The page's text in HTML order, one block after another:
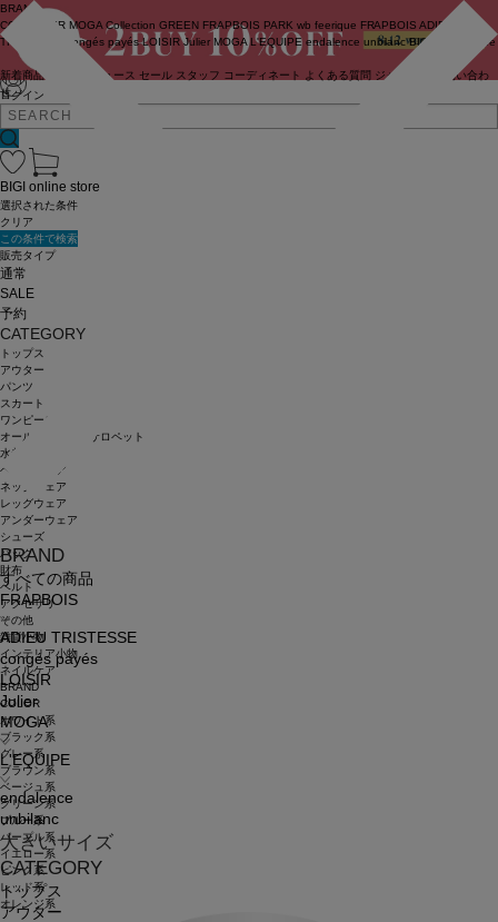
ログイン
BRAND
COUTURIER MOGA Collection GREEN FRAPBOIS PARK wb feerique FRAPBOIS ADIEU
TRISTESSE
congés payés LOISIR Julier MOGA L'EQUIPE endalence unbilanc BIGI online store
新着商品 ニュース セール スタッフ コーディネート よくある質問 ジャーナル
お問い合わ
せ
BRAND
すべての商品
FRAPBOIS
ADIEU TRISTESSE
congés payés
LOISIR
Julier
MOGA
L'EQUIPE
endalence
unbilanc
大きいサイズ
CATEGORY
トップス
アウター
BIGI online store
選択された条件
クリア
この条件で検索
販売タイプ
通常
SALE
予約
CATEGORY
トップス
アウター
パンツ
スカート
ワンピース
オールインワン・サロペット
水着
ヘッドウェア
ネックウェア
レッグウェア
アンダーウェア
シューズ
バッグ
財布
ベルト
アクセサリ
その他
雑貨小物
インテリア小物
ネイルケア
BRAND
COLOR
ホワイト系
ブラック系
グレー系
ブラウン系
ベージュ系
グリーン系
ブルー系
パープル系
イエロー系
ピンク系
レッド系
オレンジ系